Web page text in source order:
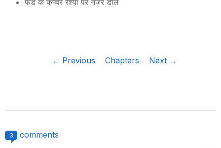
फंड के कैप्चर रेश्यो पर नजर डालें
← Previous Chapters Next →
3 comments